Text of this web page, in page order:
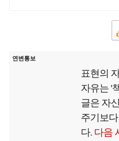
연변통보
표현의
자유는 '
글은 자
주기보
다. 다음